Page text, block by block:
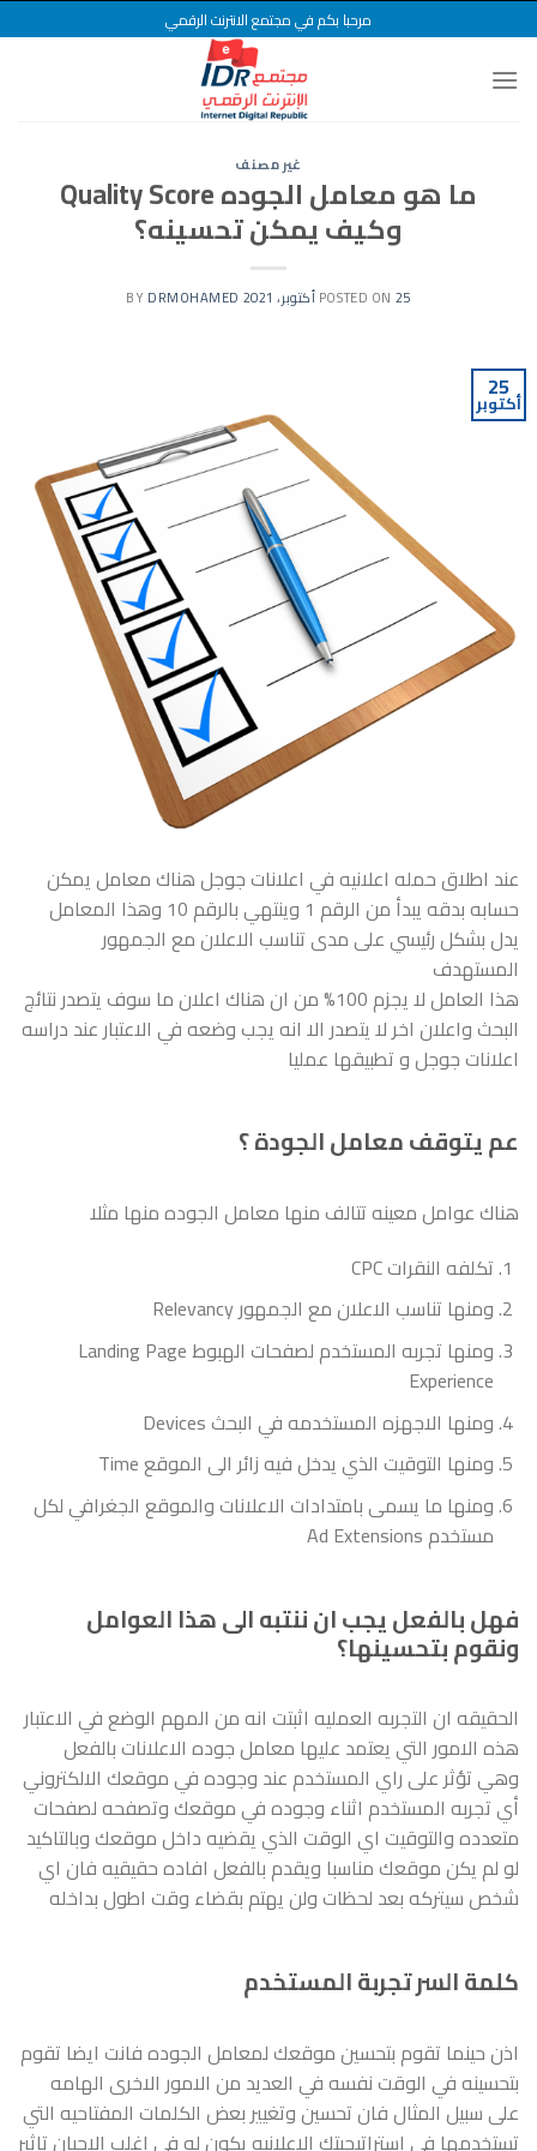
to
content
مرحبا بكم في مجتمع الانترنت الرقمي
غير مصنف
ما هو معامل الجوده Quality Score
وكيف يمكن تحسينه؟
POSTED ON 25 أكتوبر، 2021 DRMOHAMED
25
أكتوبر
عند اطلاق حمله اعلانيه في اعلانات جوجل هناك معامل يمكن
حسابه بدقه يبدأ من الرقم 1 وينتهي بالرقم 10 وهذا المعامل
يدل بشكل رئيسي على مدى تناسب الاعلان مع الجمهور
المستهدف
هذا العامل لا يجزم 100% من ان هناك اعلان ما سوف يتصدر نتائج
البحث واعلان اخر لا يتصدر الا انه يجب وضعه في الاعتبار عند دراسه
اعلانات جوجل و تطبيقها عمليا
عم يتوقف معامل الجودة ؟
هناك عوامل معينه تتالف منها معامل الجوده منها مثلا
تكلفه النقرات CPC
ومنها تناسب الاعلان مع الجمهور Relevancy
ومنها تجربه المستخدم لصفحات الهبوط Landing Page
Experience
ومنها الاجهزه المستخدمه في البحث Devices
ومنها التوقيت الذي يدخل فيه زائر الى الموقع Time
ومنها ما يسمى بامتدادات الاعلانات والموقع الجغرافي لكل
مستخدم Ad Extensions
فهل بالفعل يجب ان ننتبه الى هذا العوامل
ونقوم بتحسينها؟
الحقيقه ان التجربه العمليه اثبتت انه من المهم الوضع في الاعتبار
هذه الامور التي يعتمد عليها معامل جوده الاعلانات بالفعل
وهي تؤثر على راي المستخدم عند وجوده في موقعك الالكتروني
أي تجربه المستخدم اثناء وجوده في موقعك وتصفحه لصفحات
متعدده والتوقيت اي الوقت الذي يقضيه داخل موقعك وبالتاكيد
لو لم يكن موقعك مناسبا ويقدم بالفعل افاده حقيقيه فان اي
شخص سيتركه بعد لحظات ولن يهتم بقضاء وقت اطول بداخله
كلمة السر تجربة المستخدم
اذن حينما تقوم بتحسين موقعك لمعامل الجوده فانت ايضا تقوم
بتحسينه في الوقت نفسه في العديد من الامور الاخرى الهامه
على سبيل المثال فان تحسين وتغيير بعض الكلمات المفتاحيه التي
تستخدمها في استراتيجيتك الاعلانيه يكون له في اغلب الاحيان تاثير